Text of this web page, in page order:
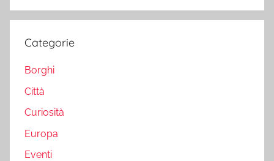
Categorie
Borghi
Città
Curiosità
Europa
Eventi